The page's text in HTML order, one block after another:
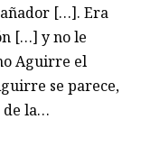
[…]. Era
[…] y no le
Aguirre el
se parece,
de la…